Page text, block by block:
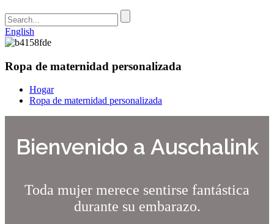
English
Ropa de maternidad personalizada
Hogar
Ropa de maternidad personalizada
Bienvenido a Auschalink
Toda mujer merece sentirse fantástica
durante su embarazo.